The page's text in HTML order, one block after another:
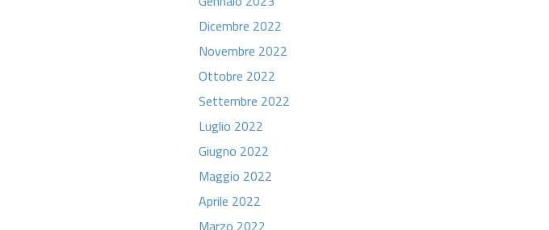
Dicembre 2022
Novembre 2022
Ottobre 2022
Settembre 2022
Luglio 2022
Giugno 2022
Maggio 2022
Aprile 2022
Marzo 2022